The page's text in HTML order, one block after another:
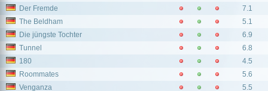
Der Fremde
7.1
The Beldham
5.1
Die jüngste Tochter
6.9
Tunnel
6.8
180
4.5
Roommates
5.6
Venganza
5.5